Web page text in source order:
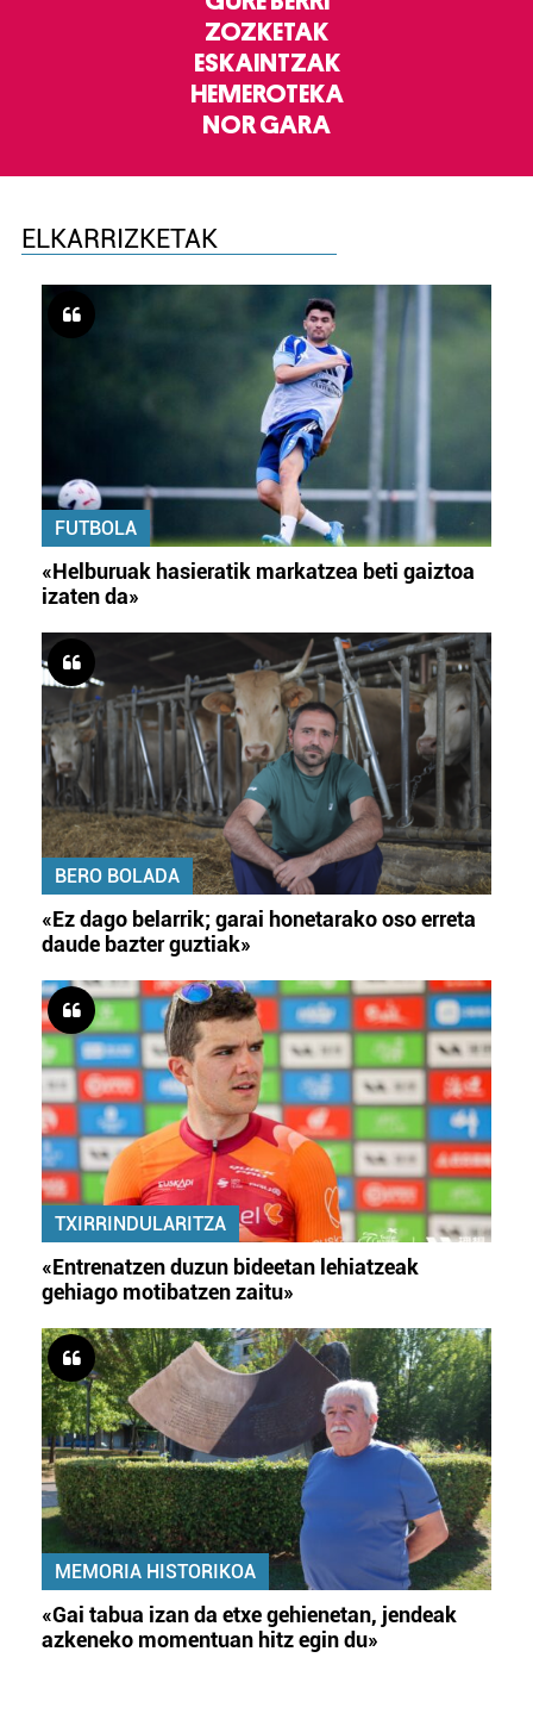
ZOZKETAK
ESKAINTZAK
HEMEROTEKA
NOR GARA
ELKARRIZKETAK
FUTBOLA
«Helburuak hasieratik markatzea beti gaiztoa
izaten da»
BERO BOLADA
«Ez dago belarrik; garai honetarako oso erreta
daude bazter guztiak»
TXIRRINDULARITZA
«Entrenatzen duzun bideetan lehiatzeak
gehiago motibatzen zaitu»
MEMORIA HISTORIKOA
«Gai tabua izan da etxe gehienetan, jendeak
azkeneko momentuan hitz egin du»